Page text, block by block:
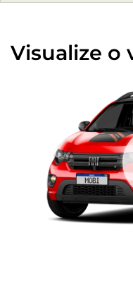
Visualize o